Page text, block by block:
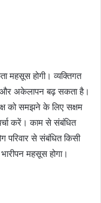
महसूस होगी। व्यक्तिगत
और अकेलापन बढ़ सकता है।
को समझने के लिए सक्षम
करें। काम से संबंधित
परिवार से संबंधित किसी
महसूस होगा।